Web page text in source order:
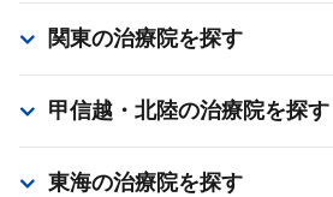
関東の治療院を探す
甲信越・北陸の治療院を探す
東海の治療院を探す